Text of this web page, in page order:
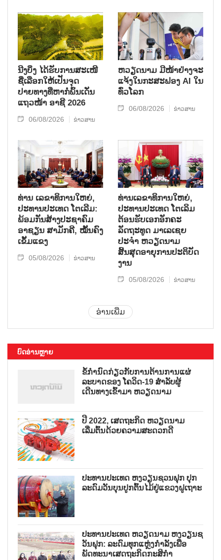
ນີງບິ່ງ ໄດ້ຮັບການສະເໜີ
ຊື່ເລືອກໃຫ້ເປັນຈຸດ
ປາຍທາງທີ່ຫາກໍ່ພົ້ນເດັ່ນ
ແຖວໜ້າ ອາຊີ 2026
06/08/2026 ຂ່າວສານ
ຫວຽດນາມ ມີໜ້າຢ່າງຈະ
ແຈ້ງໃນກະສະຟອງ AI ໃນ
ທົ່ວໂລກ
06/08/2026 ຂ່າວສານ
ທ່ານ ເລຂາທິການໃຫຍ່,
ປະທານປະເທດ ໂຕເລີມ:
ພ້ອມກັນສ້າງປະຊາຄົມ
ອາຊຽນ ສາມັກຄີ, ໝັ້ນຄົງ
ເຂັ້ມແຂງ
05/08/2026 ຂ່າວສານ
ທ່ານເລຂາທິການໃຫຍ່,
ປະທານປະເທດ ໂຕເລິມ
ຕ້ອນຮັບເອກອັກຄະ
ລັດຖະທູດ ມາເລເຊຍ
ປະຈຳ ຫວຽດນາມ
ສິ້ນສຸດອາຍຸການປະຕິບັດ
ງານ
05/08/2026 ຂ່າວສານ
ອ່ານເພີ່ມ
ບົດອ່ານຫຼາຍ
ຂໍ້ກຳນົດກ່ຽວກັບການຕ້ານການແຜ່
ລະບາດຂອງ ໂຄວິດ-19 ສຳລັບຜູ້
ເດີນທາງເຂົ້າມາ ຫວຽດນາມ
ປີ 2022, ເສດຖະກິດ ຫວຽດນາມ
ເລີ່ມຕົ້ນດ້ວຍຄວາມສະດວກດີ
ປະທານປະເທດ ຫງວຽນຊວນຟຸກ ປຸກ
ລະດົມວັນບຸນປູກຕົ້ນໄມ້ຢູ່ແຂວງຝູເຖາະ
ປະທານປະເທດ ຫວຽດນາມ ຫງວຽນຊ
ວັນຟຸກ: ລະດົມທຸກແຫຼ່ງກຳລັງເພື່ອ
ພັດທະນາເສດຖະກິດກະສິກຳ